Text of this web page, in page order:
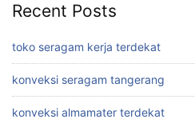
Recent Posts
toko seragam kerja terdekat
konveksi seragam tangerang
konveksi almamater terdekat